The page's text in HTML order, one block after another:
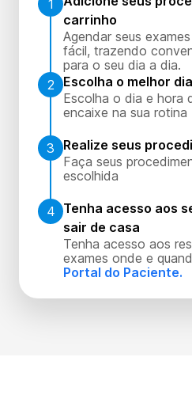
1
carrinho
Agendar seus
fácil, trazendo
para o seu dia a dia.
2
Escolha o melhor
Escolha o dia e hora
encaixe na sua rotina
3
Realize seus
Faça seus
escolhida
4 Tenha acesso aos
sair de casa
Tenha acesso aos
exames onde e
Portal do Paciente.